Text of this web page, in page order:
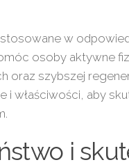
stosowane w
osoby aktywne
oraz szybszej
i właściwości, aby
i